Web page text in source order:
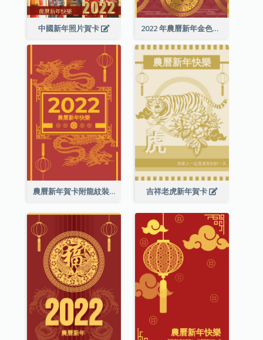
中國新年照片賀卡 2022 年農曆新年金色賀卡
農曆新年賀卡附龍紋裝飾 吉祥老虎新年賀卡